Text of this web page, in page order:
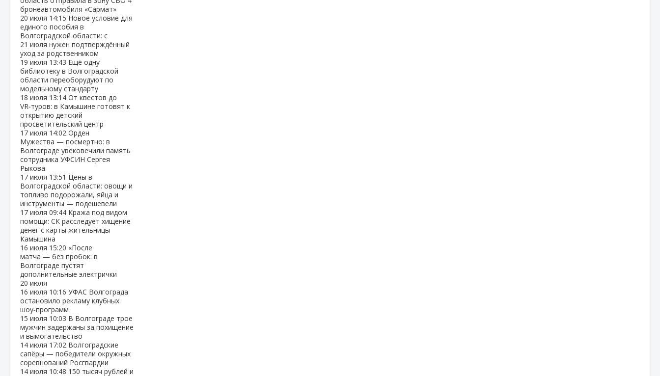
бронеавтомобиля «Сармат»
20 июля 14:15 Новое условие для
единого пособия в
Волгоградской области: с
21 июля нужен подтверждённый
уход за родственником
19 июля 13:43 Ещё одну
библиотеку в Волгоградской
области переоборудуют по
модельному стандарту
18 июля 13:14 От квестов до
VR‑туров: в Камышине готовят к
открытию детский
просветительский центр
17 июля 14:02 Орден
Мужества — посмертно: в
Волгограде увековечили память
сотрудника УФСИН Сергея
Рыкова
17 июля 13:51 Цены в
Волгоградской области: овощи и
топливо подорожали, яйца и
инструменты — подешевели
17 июля 09:44 Кража под видом
помощи: СК расследует хищение
денег с карты жительницы
Камышина
16 июля 15:20 «После
матча — без пробок: в
Волгограде пустят
дополнительные электрички
20 июля
16 июля 10:16 УФАС Волгограда
остановило рекламу клубных
шоу‑программ
15 июля 10:03 В Волгограде трое
мужчин задержаны за похищение
и вымогательство
14 июля 17:02 Волгоградские
сапёры — победители окружных
соревнований Росгвардии
14 июля 10:48 150 тысяч рублей и